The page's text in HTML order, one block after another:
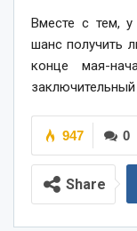
Вместе с тем,
шанс получить
конце мая-
0
947
Share